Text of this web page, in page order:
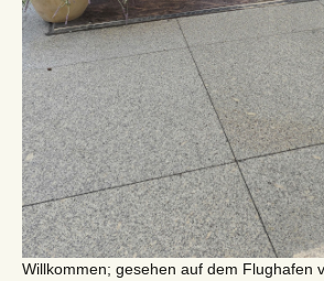
Willkommen; gesehen auf dem Flughafen